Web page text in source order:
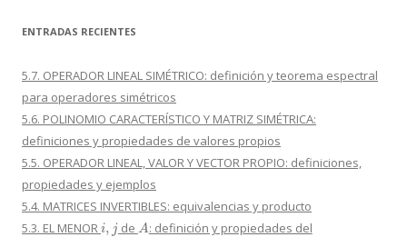
ENTRADAS RECIENTES
5.7. OPERADOR LINEAL SIMÉTRICO: definición y teorema espectral
para operadores simétricos
5.6. POLINOMIO CARACTERÍSTICO Y MATRIZ SIMÉTRICA:
definiciones y propiedades de valores propios
5.5. OPERADOR LINEAL, VALOR Y VECTOR PROPIO: definiciones,
propiedades y ejemplos
5.4. MATRICES INVERTIBLES: equivalencias y producto
5.3. EL MENORi,j de A: definición y propiedades del